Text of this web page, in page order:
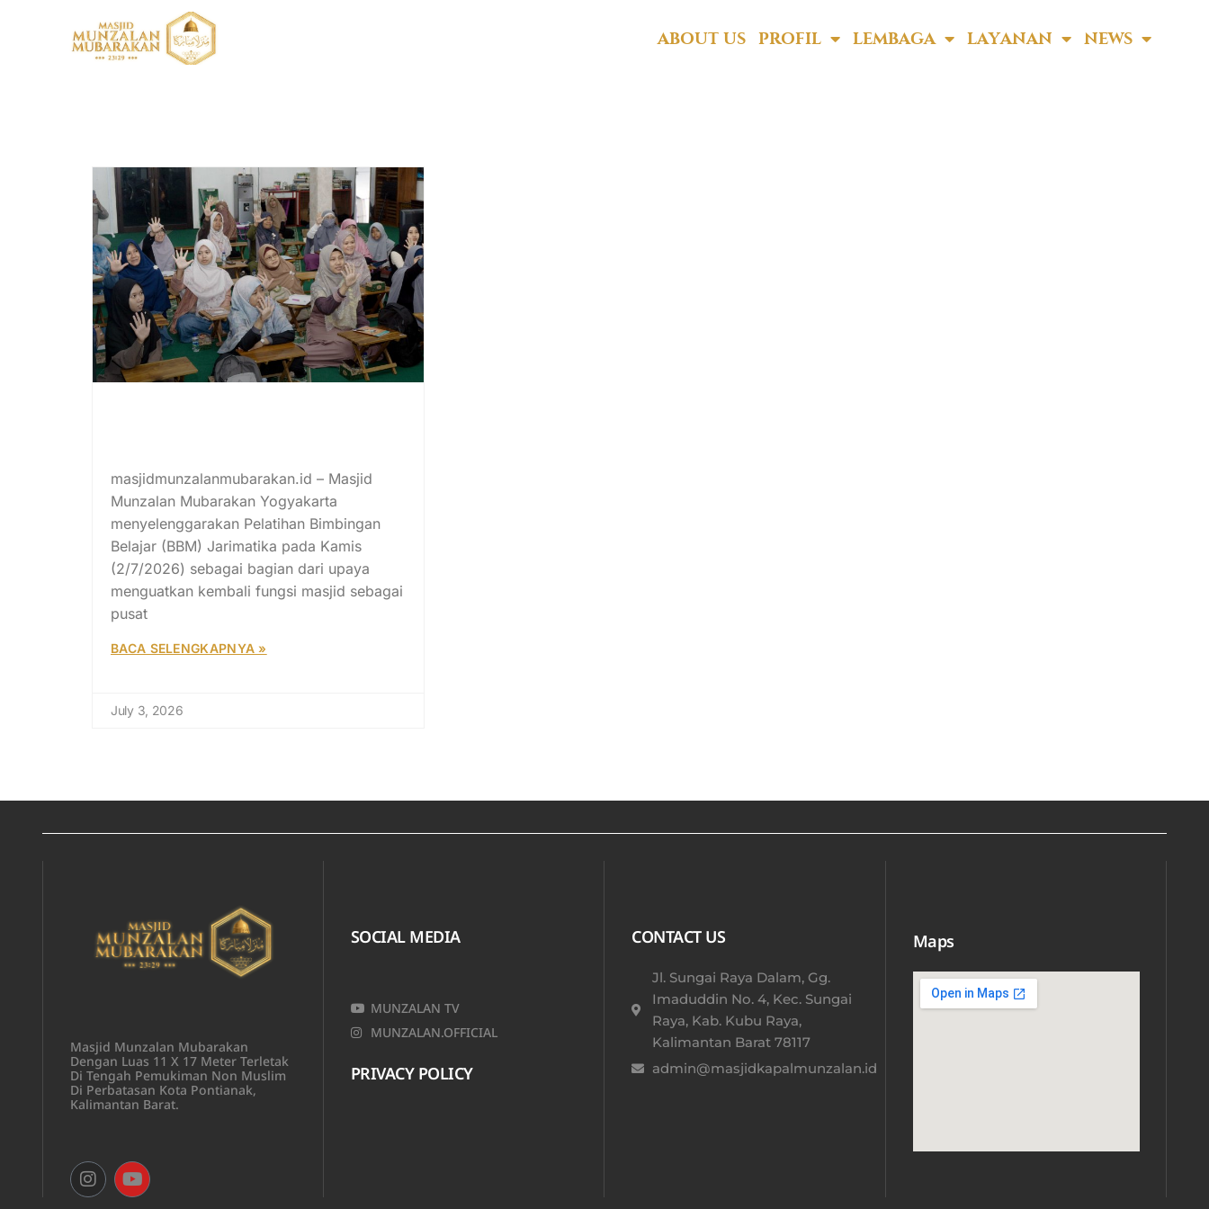
ABOUT US PROFIL LEMBAGA LAYANAN NEWS
Masjid Sebagai Pusat Pendidikan
masjidmunzalanmubarakan.id – Masjid
Munzalan Mubarakan Yogyakarta
menyelenggarakan Pelatihan Bimbingan
Belajar (BBM) Jarimatika pada Kamis
(2/7/2026) sebagai bagian dari upaya
menguatkan kembali fungsi masjid sebagai
pusat
BACA SELENGKAPNYA »
July 3, 2026
Masjid Munzalan Mubarakan
Dengan Luas 11 X 17 Meter Terletak
Di Tengah Pemukiman Non Muslim
Di Perbatasan Kota Pontianak,
Kalimantan Barat.
SOCIAL MEDIA
MUNZALAN TV
MUNZALAN.OFFICIAL
PRIVACY POLICY
CONTACT US
Jl. Sungai Raya Dalam, Gg.
Imaduddin No. 4, Kec. Sungai
Raya, Kab. Kubu Raya,
Kalimantan Barat 78117​
admin@masjidkapalmunzalan.id
Maps